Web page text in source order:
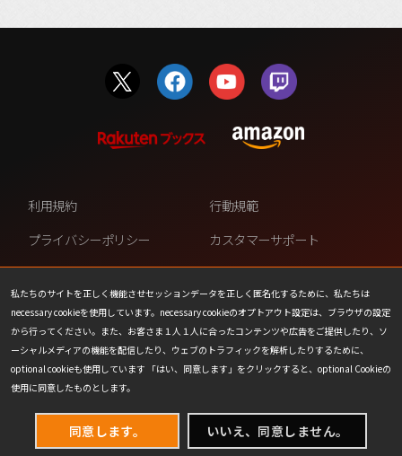
私たちのサイトを正しく機能させセッションデータを正しく匿名化するために、私たちは
necessary cookieを使用しています。necessary cookieのオプトアウト設定は、ブラウザの設定
から行ってください。また、お客さま１人１人に合ったコンテンツや広告をご提供したり、ソ
ーシャルメディアの機能を配信したり、ウェブのトラフィックを解析したりするために、
optional cookieも使用しています 「はい、同意します」をクリックすると、optional Cookieの
使用に同意したものとします。
同意します。 いいえ、同意しません。
利用規約
行動規範
プライバシーポリシー
カスタマーサポート
ファンコンテンツ・ポリシー
個人情報の販売や共有を許可し
ない
COOKIE
プレスリリース
会社情報
お問い合わせ